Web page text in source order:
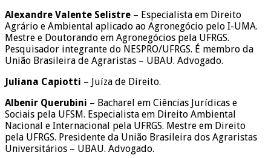
Alexandre Valente Selistre – Especialista em Direito
Agrário e Ambiental aplicado ao Agronegócio pelo I-UMA.
Mestre e Doutorando em Agronegócios pela UFRGS.
Pesquisador integrante do NESPRO/UFRGS. É membro da
União Brasileira de Agraristas – UBAU. Advogado.
Juliana Capiotti – Juíza de Direito.
Albenir Querubini – Bacharel em Ciências Jurídicas e
Sociais pela UFSM. Especialista em Direito Ambiental
Nacional e Internacional pela UFRGS. Mestre em Direito
pela UFRGS. Presidente da União Brasileira dos Agraristas
Universitários – UBAU. Advogado.